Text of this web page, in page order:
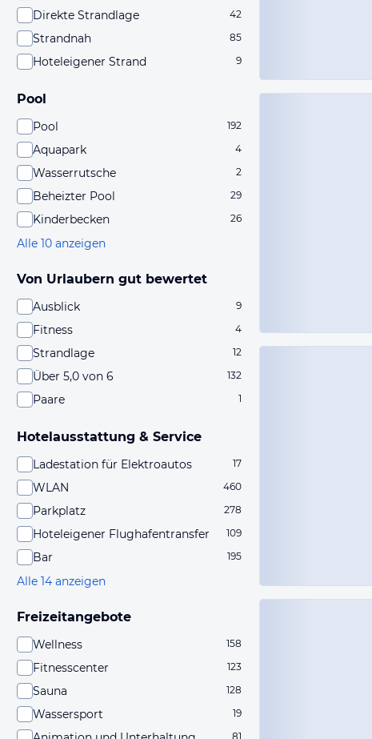
Direkte Strandlage 42
Strandnah 85
Hoteleigener Strand 9
Pool
Pool 192
Aquapark 4
Wasserrutsche 2
Beheizter Pool 29
Kinderbecken 26
Alle 10 anzeigen
Von Urlaubern gut bewertet
Ausblick 9
Fitness 4
Strandlage 12
Über 5,0 von 6 132
Paare 1
Hotelausstattung & Service
Ladestation für Elektroautos 17
WLAN 460
Parkplatz 278
Hoteleigener Flughafentransfer 109
Bar 195
Alle 14 anzeigen
Freizeitangebote
Wellness 158
Fitnesscenter 123
Sauna 128
Wassersport 19
81